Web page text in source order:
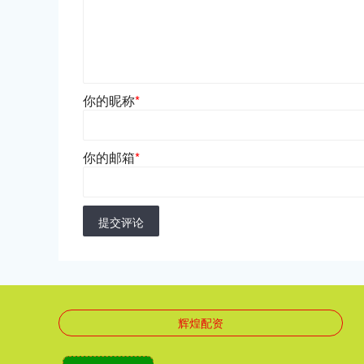
你的昵称*
你的邮箱*
提交评论
辉煌配资